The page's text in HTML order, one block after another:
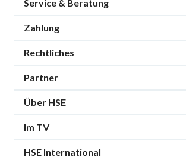
Service & Beratung
Zahlung
Rechtliches
Partner
Über HSE
Im TV
HSE International